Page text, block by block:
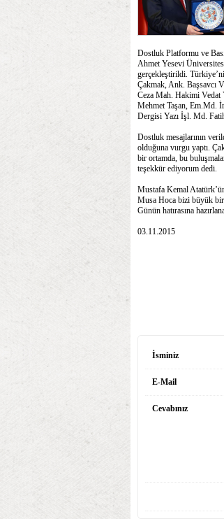
Dostluk Platformu ve
Ahmet Yesevi
gerçekleştirildi.
Çakmak, Ank. Başsavcı
Ceza Mah. Hakimi Vedat
Mehmet Taşan, Em.Md.
Dergisi Yazı İşl. Md.
Dostluk mesajlarının
olduğuna vurgu yaptı.
bir ortamda, bu
teşekkür ediyorum dedi.
Mustafa Kemal
Musa Hoca bizi büyük bir
Günün hatırasına
03.11.2015
İsminiz
E-Mail
Cevabınız